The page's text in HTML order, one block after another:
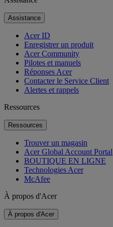
Assistance
Acer ID
Enregistrer un produit
Acer Community
Pilotes et manuels
Réponses Acer
Contacter le Service Client
Alertes et rappels
Ressources
Ressources
Trouver un magasin
Acer Global Account Portal
BOUTIQUE EN LIGNE
Technologies Acer
McAfee
À propos d'Acer
À propos d'Acer